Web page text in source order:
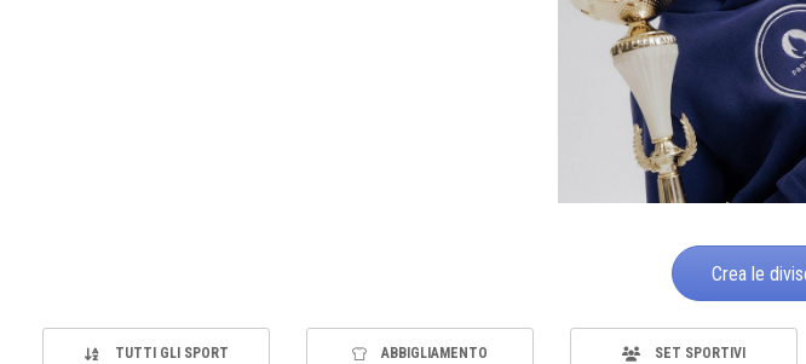
Crea le
TUTTI GLI SPORT ABBIGLIAMENTO SET SPORTIVI